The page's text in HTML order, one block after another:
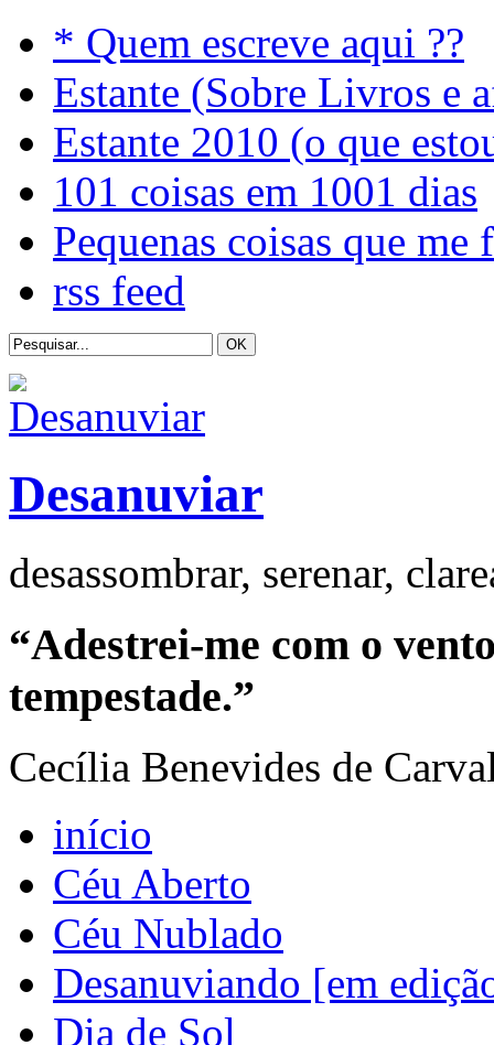
* Quem escreve aqui ??
Estante (Sobre Livros e
Estante 2010 (o que
101 coisas em 1001 dias
Pequenas coisas que me
rss feed
Desanuviar
desassombrar, serenar,
“Adestrei-me com o
tempestade.”
Cecília Benevides de
início
Céu Aberto
Céu Nublado
Desanuviando [em
Dia de Sol